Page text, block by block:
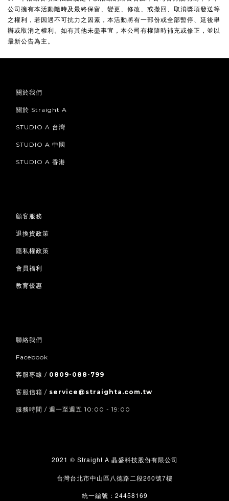
公司擁有本活動隨時及最終保留、變更、修改、或撤回、取消獎項發送等
之權利，若因遇不可抗力之因素，本活動將有一部份或全部暫停、延後舉
辦或取消之權利。如有其他未盡事宜，本公司有權隨時補充或修正，並以
最新公告為主。
關於我們
關於 Straight A
STUDIO A 台灣
STUDIO A 中國
STUDIO A 香港
顧客服務
退換貨政策
隱私權政策
會員福利
教育優惠
聯絡我們
Facebook
客服專線 / 0809-088-799
客服信箱 / service@straighta.com.tw
服務時間 / 週一至週五 10:00 - 19:00
2021 © Straight A 晶盛科技股份有限公司
台灣台北市中山區八德路二段260號7樓
統一編號： 24458169